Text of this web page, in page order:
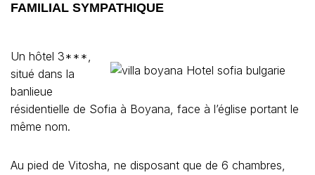
FAMILIAL SYMPATHIQUE
Un hôtel 3***,
situé dans la
banlieue
résidentielle de Sofia à Boyana, face à l’église portant le
même nom.
Au pied de Vitosha, ne disposant que de 6 chambres,